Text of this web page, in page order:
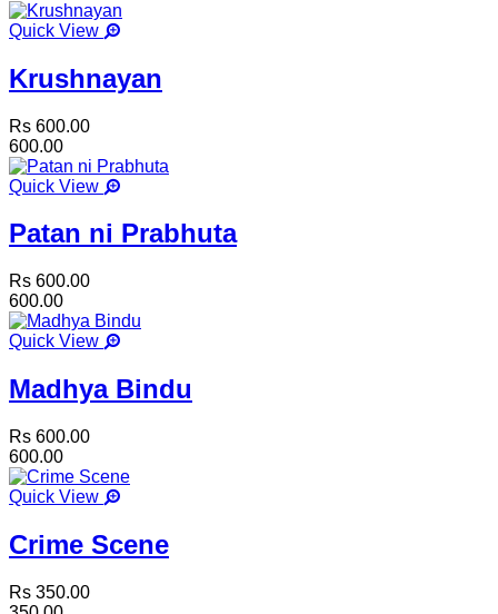
Quick View
Krushnayan
Rs 600.00
600.00
Quick View
Patan ni Prabhuta
Rs 600.00
600.00
Quick View
Madhya Bindu
Rs 600.00
600.00
Quick View
Crime Scene
Rs 350.00